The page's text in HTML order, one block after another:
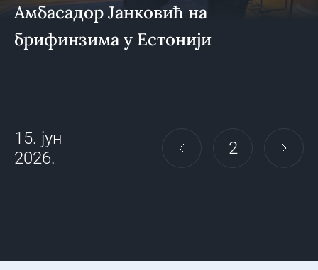
Амбасадор Јанковић на
брифинзима у Естонији
15. јун
2026.
2